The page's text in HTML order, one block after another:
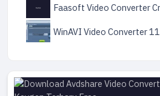
Faasoft Video Converter
WinAVI Video Converter